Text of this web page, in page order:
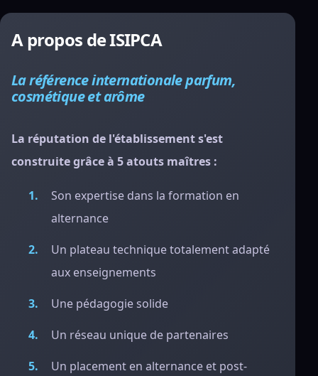
A propos de ISIPCA
La référence internationale parfum,
cosmétique et arôme
La réputation de l'établissement s'est
construite grâce à 5 atouts maîtres :
Son expertise dans la formation en
alternance
Un plateau technique totalement adapté
aux enseignements
Une pédagogie solide
Un réseau unique de partenaires
Un placement en alternance et post-